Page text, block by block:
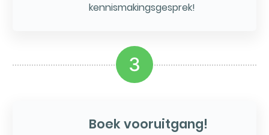
kennismakingsgesprek!
3
Boek vooruitgang!